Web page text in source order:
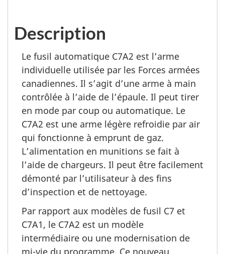
Description
Le fusil automatique C7A2 est l’arme
individuelle utilisée par les Forces armées
canadiennes. Il s’agit d’une arme à main
contrôlée à l’aide de l’épaule. Il peut tirer
en mode par coup ou automatique. Le
C7A2 est une arme légère refroidie par air
qui fonctionne à emprunt de gaz.
L’alimentation en munitions se fait à
l’aide de chargeurs. Il peut être facilement
démonté par l’utilisateur à des fins
d’inspection et de nettoyage.
Par rapport aux modèles de fusil C7 et
C7A1, le C7A2 est un modèle
intermédiaire ou une modernisation de
mi-vie du programme. Ce nouveau